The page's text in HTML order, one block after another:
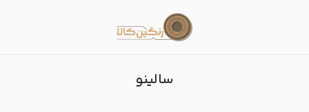
سالینو